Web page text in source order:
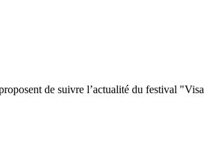
de suivre l’actualité du festival